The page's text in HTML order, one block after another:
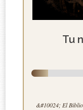
Tu
&#10024; El